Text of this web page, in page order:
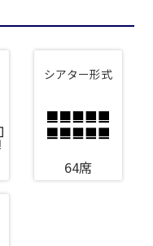
シアター形式
64席